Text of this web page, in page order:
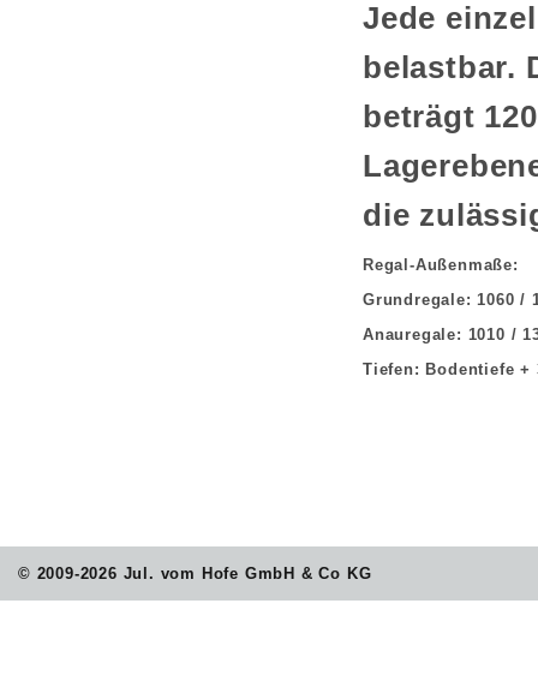
Jede
belastbar.
beträgt
die
Regal-Außenmaße:
Grundregale: 1060 /
Anauregale: 1010 /
Tiefen: Bodentiefe +
© 2009-2026 Jul. vom Hofe GmbH & Co KG